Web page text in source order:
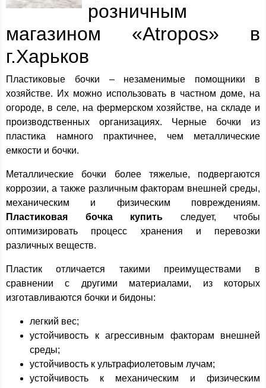
розничным
магазином «Atropos» в
г.Харьков
Пластиковые бочки – незаменимые помощники в
хозяйстве. Их можно использовать в частном доме, на
огороде, в селе, на фермерском хозяйстве, на складе и
производственных организациях. Черные бочки из
пластика намного практичнее, чем металлические
емкости и бочки.
Металлические бочки более тяжелые, подвергаются
коррозии, а также различным факторам внешней среды,
механическим и физическим повреждениям.
Пластиковая бочка купить следует, чтобы
оптимизировать процесс хранения и перевозки
различных веществ.
Пластик отличается такими преимуществами в
сравнении с другими материалами, из которых
изготавливаются бочки и бидоны:
легкий вес;
устойчивость к агрессивным факторам внешней
среды;
устойчивость к ультрафиолетовым лучам;
устойчивость к механическим и физическим